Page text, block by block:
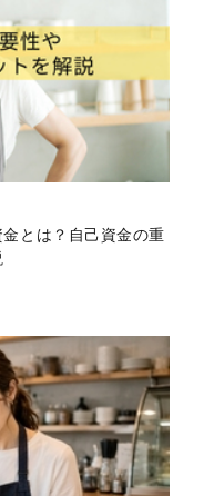
とは？自己資金の重